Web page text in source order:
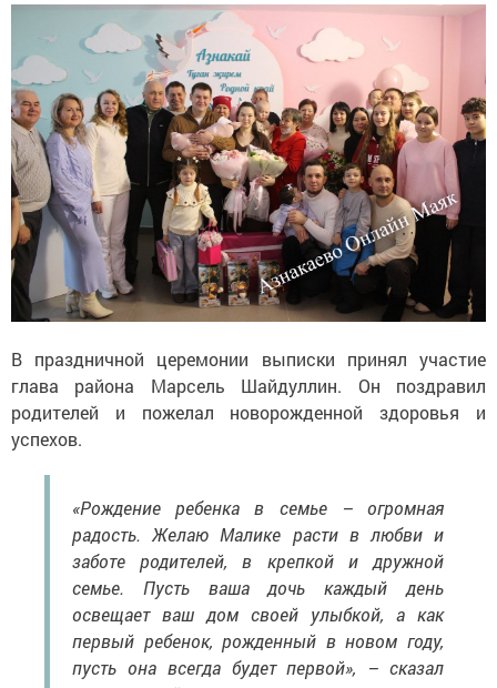
В праздничной церемонии выписки принял участие
глава района Марсель Шайдуллин. Он поздравил
родителей и пожелал новорожденной здоровья и
успехов.
«Рождение ребенка в семье – огромная
радость. Желаю Малике расти в любви и
заботе родителей, в крепкой и дружной
семье. Пусть ваша дочь каждый день
освещает ваш дом своей улыбкой, а как
первый ребенок, рожденный в новом году,
пусть она всегда будет первой», – сказал